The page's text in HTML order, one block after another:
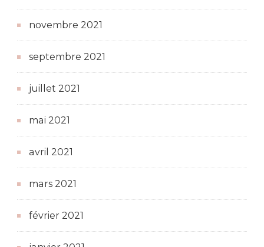
novembre 2021
septembre 2021
juillet 2021
mai 2021
avril 2021
mars 2021
février 2021